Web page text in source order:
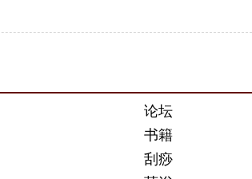
论坛
书籍
刮痧